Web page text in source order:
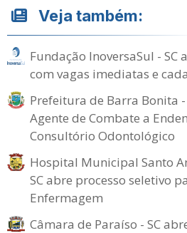
Veja também:
Fundação InoversaSul -
com vagas imediatas e
Prefeitura de Barra Bonita -
Agente de Combate a
Consultório Odontológico
Hospital Municipal Santo
SC abre processo seletivo
Enfermagem
Câmara de Paraíso - SC